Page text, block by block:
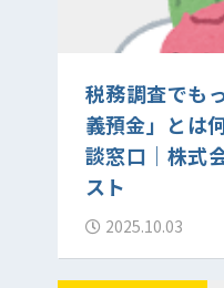
税務調査でも
義預金」とは
談窓口｜株式
スト
2025.10.03